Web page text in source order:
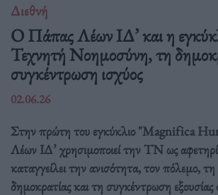
Διεθνή
Ο Πάπας Λέων ΙΔ’ και η
Τεχνητή Νοημοσύνη, τη
συγκέντρωση ισχύος
02.06.26
Στην πρώτη του εγκύκλιο "Magnifica
Λέων ΙΔ’ χρησιμοποιεί την ΤΝ ως
καταγγείλει την ανισότητα, τον πόλεμο,
δημοκρατίας και τη συγκέντρωση εξουσίας